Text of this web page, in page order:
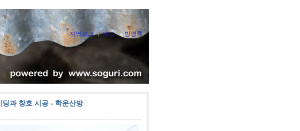
지역로그 태그 방명록
과 창호 시공 - 학운산방